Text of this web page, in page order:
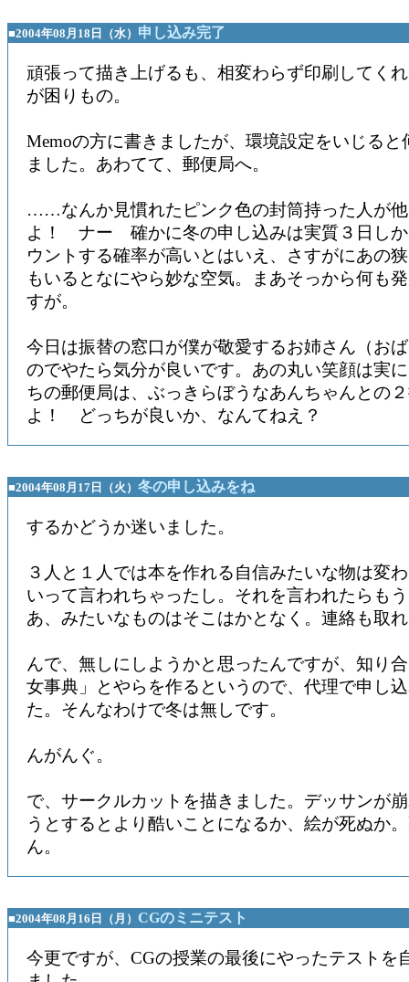
■2004年08月18日（水） 申し込み完了
頑張って描き上げるも、相変わらず印刷してく
が困りもの。
Memoの方に書きましたが、環境設定をいじると
ました。あわてて、郵便局へ。
……なんか見慣れたピンク色の封筒持った人が
よ！ ナー 確かに冬の申し込みは実質３日しか
ウントする確率が高いとはいえ、さすがにあの
もいるとなにやら妙な空気。まあそっから何も
すが。
今日は振替の窓口が僕が敬愛するお姉さん（お
のでやたら気分が良いです。あの丸い笑顔は実
ちの郵便局は、ぶっきらぼうなあんちゃんとの
よ！ どっちが良いか、なんてねえ？
■2004年08月17日（火） 冬の申し込みをね
するかどうか迷いました。
３人と１人では本を作れる自信みたいな物は変
いって言われちゃったし。それを言われたらも
あ、みたいなものはそこはかとなく。連絡も取
んで、無しにしようかと思ったんですが、知り
女事典」とやらを作るというので、代理で申し
た。そんなわけで冬は無しです。
んがんぐ。
で、サークルカットを描きました。デッサンが
うとするとより酷いことになるか、絵が死ぬか
ん。
■2004年08月16日（月） CGのミニテスト
今更ですが、CGの授業の最後にやったテストを